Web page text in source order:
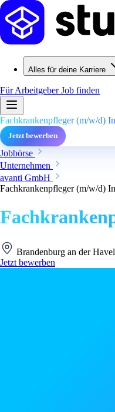
Alles für deine Karriere
Für ArbeitgeberJob finden
Fachkrankenpfleger (m/w/d)
Jetzt bewerben
Jobbörse
Unternehmen
avanti GmbH
Fachkrankenpfleger (m/w/d)
Brandenburg an der Havel
Jetzt bewerben